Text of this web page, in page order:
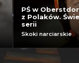
PŚ w
z Polaków.
serii
Skoki narciarskie